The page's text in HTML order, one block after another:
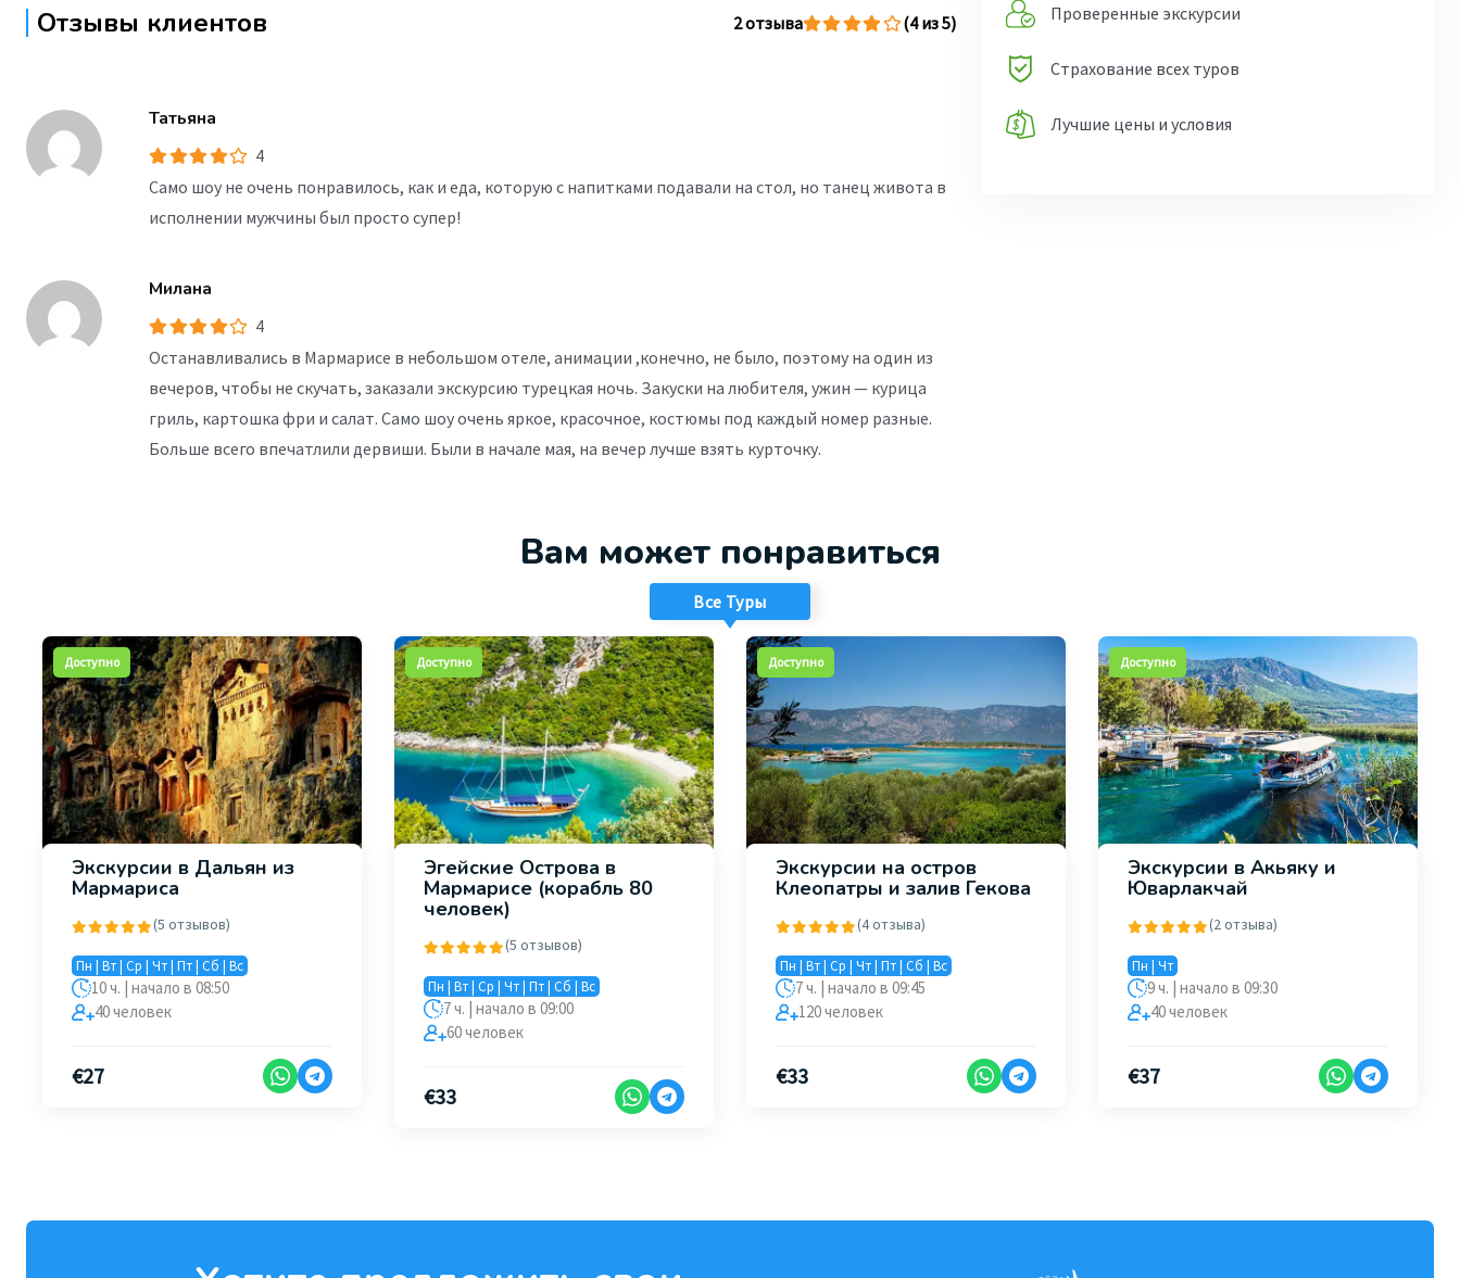
Отзывы клиентов 2 отзыва (4 из 5)
Татьяна
4
Само шоу не очень понравилось, как и еда, которую с напитками подавали на стол, но танец живота в
исполнении мужчины был просто супер!
Милана
4
Останавливались в Мармарисе в небольшом отеле, анимации ,конечно, не было, поэтому на один из
вечеров, чтобы не скучать, заказали экскурсию турецкая ночь. Закуски на любителя, ужин — курица
гриль, картошка фри и салат. Само шоу очень яркое, красочное, костюмы под каждый номер разные.
Больше всего впечатлили дервиши. Были в начале мая, на вечер лучше взять курточку.
Проверенные экскурсии
Страхование всех туров
Лучшие цены и условия
Вам может понравиться
Все Туры
Доступно
Экскурсии в Дальян из
Мармариса
(5 отзывов)
Пн | Вт | Ср | Чт | Пт | Сб | Вс
10 ч. | начало в 08:50
40 человек
€27
Доступно
Эгейские Острова в
Мармарисе (корабль 80
человек)
(5 отзывов)
Пн | Вт | Ср | Чт | Пт | Сб | Вс
7 ч. | начало в 09:00
60 человек
€33
Доступно
Экскурсии на остров
Клеопатры и залив Гекова
(4 отзыва)
Пн | Вт | Ср | Чт | Пт | Сб | Вс
7 ч. | начало в 09:45
120 человек
€33
Доступно
Экскурсии в Акьяку и
Юварлакчай
(2 отзыва)
Пн | Чт
9 ч. | начало в 09:30
40 человек
€37